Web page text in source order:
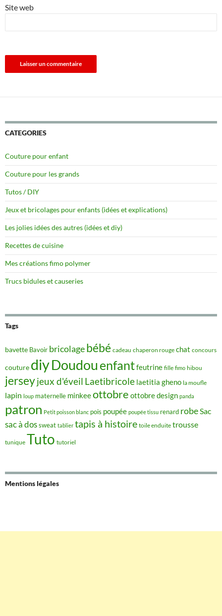
Site web
CATEGORIES
Couture pour enfant
Couture pour les grands
Tutos / DIY
Jeux et bricolages pour enfants (idées et explications)
Les jolies idées des autres (idées et diy)
Recettes de cuisine
Mes créations fimo polymer
Trucs bidules et causeries
Tags
bavette Bavoir bricolagebébé cadeau chaperon rouge chat concours
couture diyDoudou enfantfeutrine fille fimo hibou
jerseyjeux d'éveil Laetibricole laetitia gheno la moufle
lapin loup maternelle minkeeottobre ottobre design panda
patron Petit poisson blanc pois poupée poupée tissu renard robeSac
sac à dossweat tablier tapis à histoire toile enduite trousse
tunique Tuto tutoriel
Mentions légales